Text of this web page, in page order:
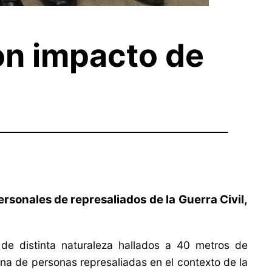
impacto de
de represaliados de la Guerra Civil,
distinta naturaleza hallados a 40 metros de
de personas represaliadas en el contexto de la